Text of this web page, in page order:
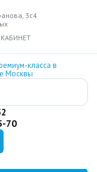
3с4
КАБИНЕТ
класса в
Москвы
70